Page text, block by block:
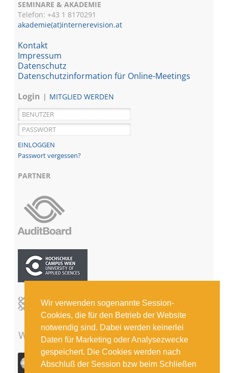
Wir verwenden sogenannte Session-
Cookies, die für den Betrieb der Website
notwendig sind. Dabei werden keinerlei
Daten für Marketing oder Analysezwecke
gespeichert. Die Cookies werden nach
Abschluß der Session bzw beim Schließen
SEMINARE & AKADEMIE
Telefon: +43 18170291
akademie(at)internerevision.at
Kontakt
Impressum
Datenschutz
Datenschutzinformation für Online-Meetings
Login
MITGLIED WERDEN
Passwort vergessen?
PARTNER